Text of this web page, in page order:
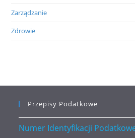
Zarządzanie
Zdrowie
Przepisy Podatkowe
Numer Identyfikacji